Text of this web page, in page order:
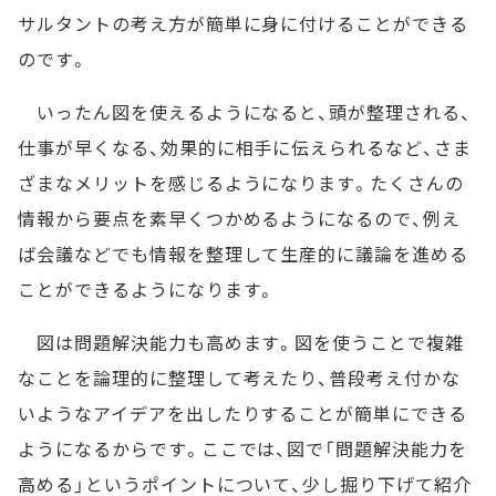
サルタントの考え方が簡単に身に付けることができる
のです。
いったん図を使えるようになると、頭が整理される、
仕事が早くなる、効果的に相手に伝えられるなど、さま
ざまなメリットを感じるようになります。たくさんの
情報から要点を素早くつかめるようになるので、例え
ば会議などでも情報を整理して生産的に議論を進める
ことができるようになります。
図は問題解決能力も高めます。図を使うことで複雑
なことを論理的に整理して考えたり、普段考え付かな
いようなアイデアを出したりすることが簡単にできる
ようになるからです。ここでは、図で「問題解決能力を
高める」というポイントについて、少し掘り下げて紹介